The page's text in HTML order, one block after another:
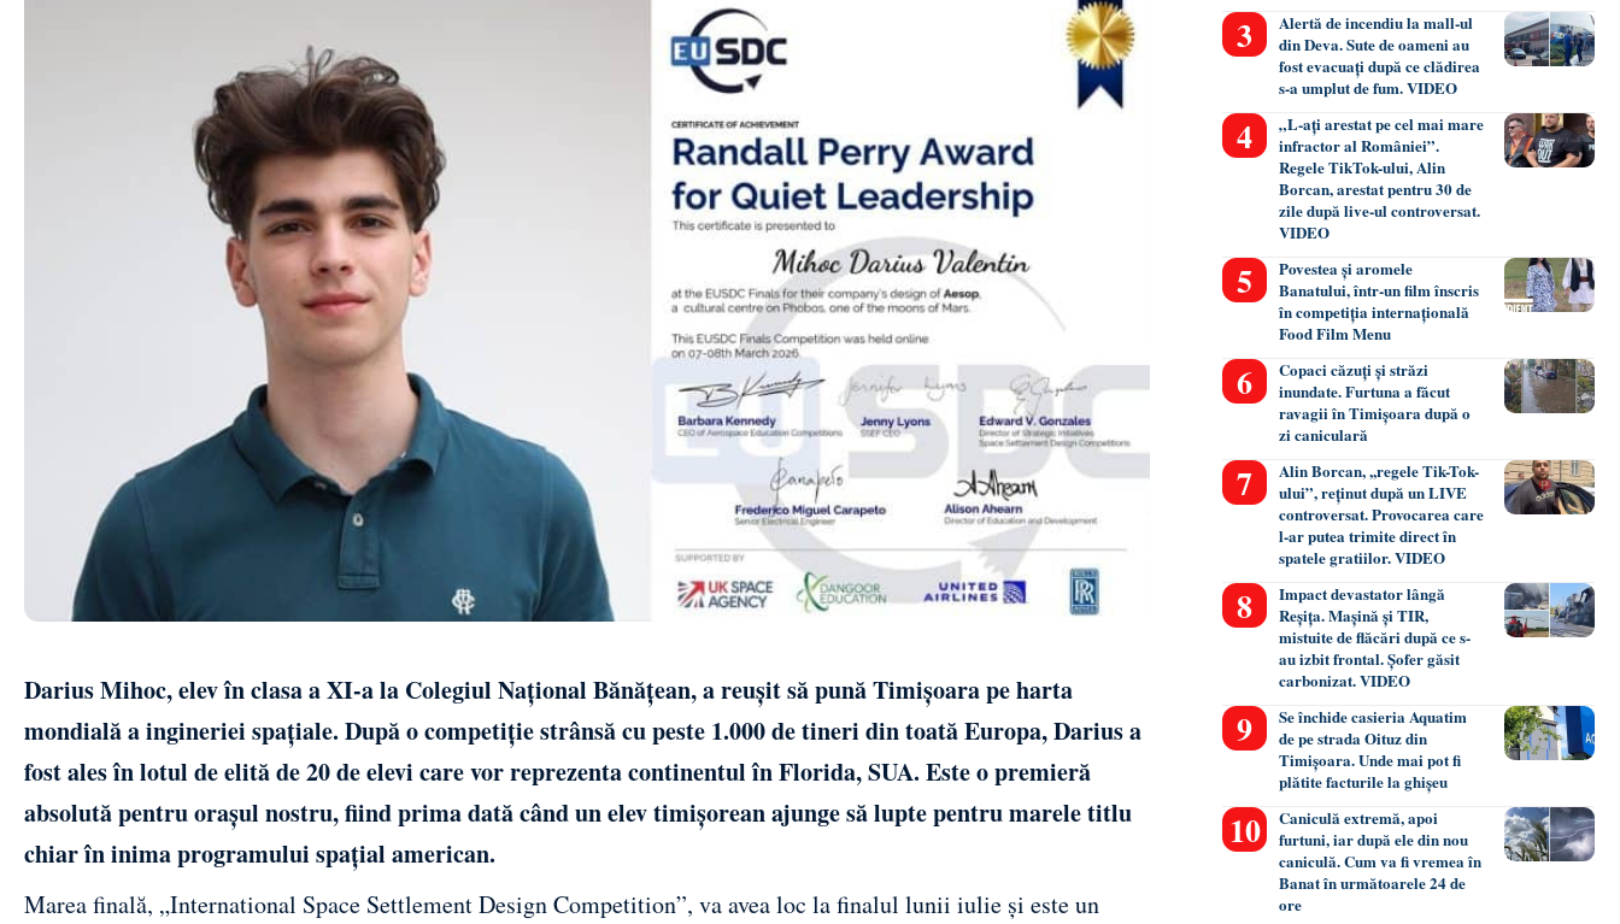
Darius Mihoc, elev în clasa a XI-a la Colegiul Național Bănățean, a reușit să pună Timișoara pe harta
mondială a ingineriei spațiale. După o competiție strânsă cu peste 1.000 de tineri din toată Europa, Darius a
fost ales în lotul de elită de 20 de elevi care vor reprezenta continentul în Florida, SUA. Este o premieră
absolută pentru orașul nostru, fiind prima dată când un elev timișorean ajunge să lupte pentru marele titlu
chiar în inima programului spațial american.
Marea finală, „International Space Settlement Design Competition”, va avea loc la finalul lunii iulie și este un
Alertă de incendiu la mall-ul
din Deva. Sute de oameni au
fost evacuați după ce clădirea
s-a umplut de fum. VIDEO
„L-ați arestat pe cel mai mare
infractor al României”.
Regele TikTok-ului, Alin
Borcan, arestat pentru 30 de
zile după live-ul controversat.
VIDEO
Povestea și aromele
Banatului, într-un film înscris
în competiția internațională
Food Film Menu
Copaci căzuți și străzi
inundate. Furtuna a făcut
ravagii în Timișoara după o
zi caniculară
Alin Borcan, ,,regele Tik-Tok-
ului”, reținut după un LIVE
controversat. Provocarea care
l-ar putea trimite direct în
spatele gratiilor. VIDEO
Impact devastator lângă
Reșița. Mașină și TIR,
mistuite de flăcări după ce s-
au izbit frontal. Șofer găsit
carbonizat. VIDEO
Se închide casieria Aquatim
de pe strada Oituz din
Timișoara. Unde mai pot fi
plătite facturile la ghișeu
Caniculă extremă, apoi
furtuni, iar după ele din nou
caniculă. Cum va fi vremea în
Banat în următoarele 24 de
ore